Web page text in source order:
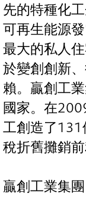
先的特種化
可再生能源
最大的私人
於變創創新
賴。贏創工
國家。在
工創造了131
稅折舊攤銷
贏創工業集